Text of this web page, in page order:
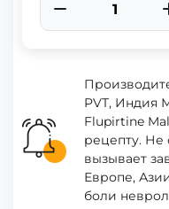
PVT, Индия
Flupirtine
рецепту. Не
вызывает
Европе,
боли